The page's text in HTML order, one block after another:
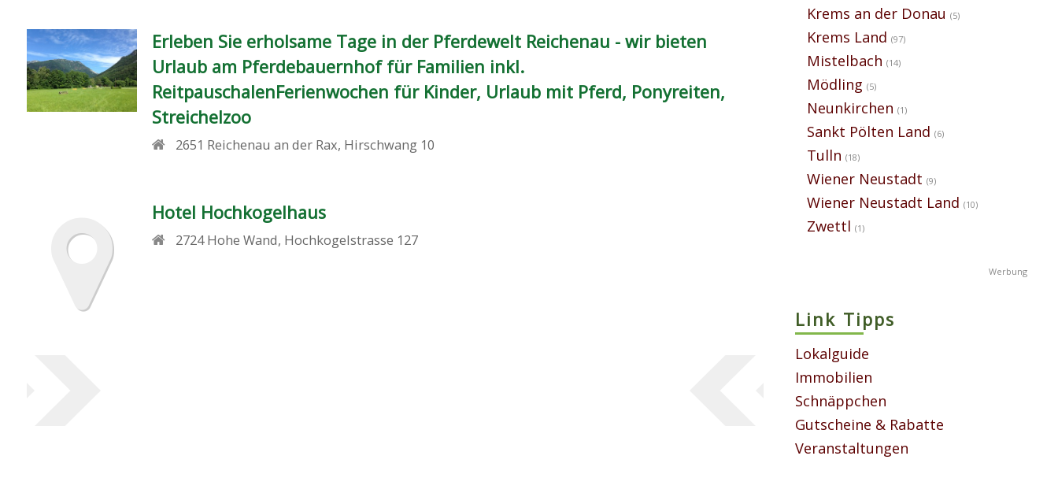
Erleben Sie erholsame Tage in der Pferdewelt Reichenau - wir bieten
Urlaub am Pferdebauernhof für Familien inkl.
ReitpauschalenFerienwochen für Kinder, Urlaub mit Pferd, Ponyreiten,
Streichelzoo
2651 Reichenau an der Rax, Hirschwang 10
Hotel Hochkogelhaus
2724Hohe Wand, Hochkogelstrasse 127
Krems an der Donau (5)
Krems Land (97)
Mistelbach (14)
Mödling (5)
Neunkirchen (1)
Sankt Pölten Land (6)
Tulln (18)
Wiener Neustadt (9)
Wiener Neustadt Land (10)
Zwettl (1)
Link Tipps
Lokalguide
Immobilien
Schnäppchen
Gutscheine & Rabatte
Veranstaltungen